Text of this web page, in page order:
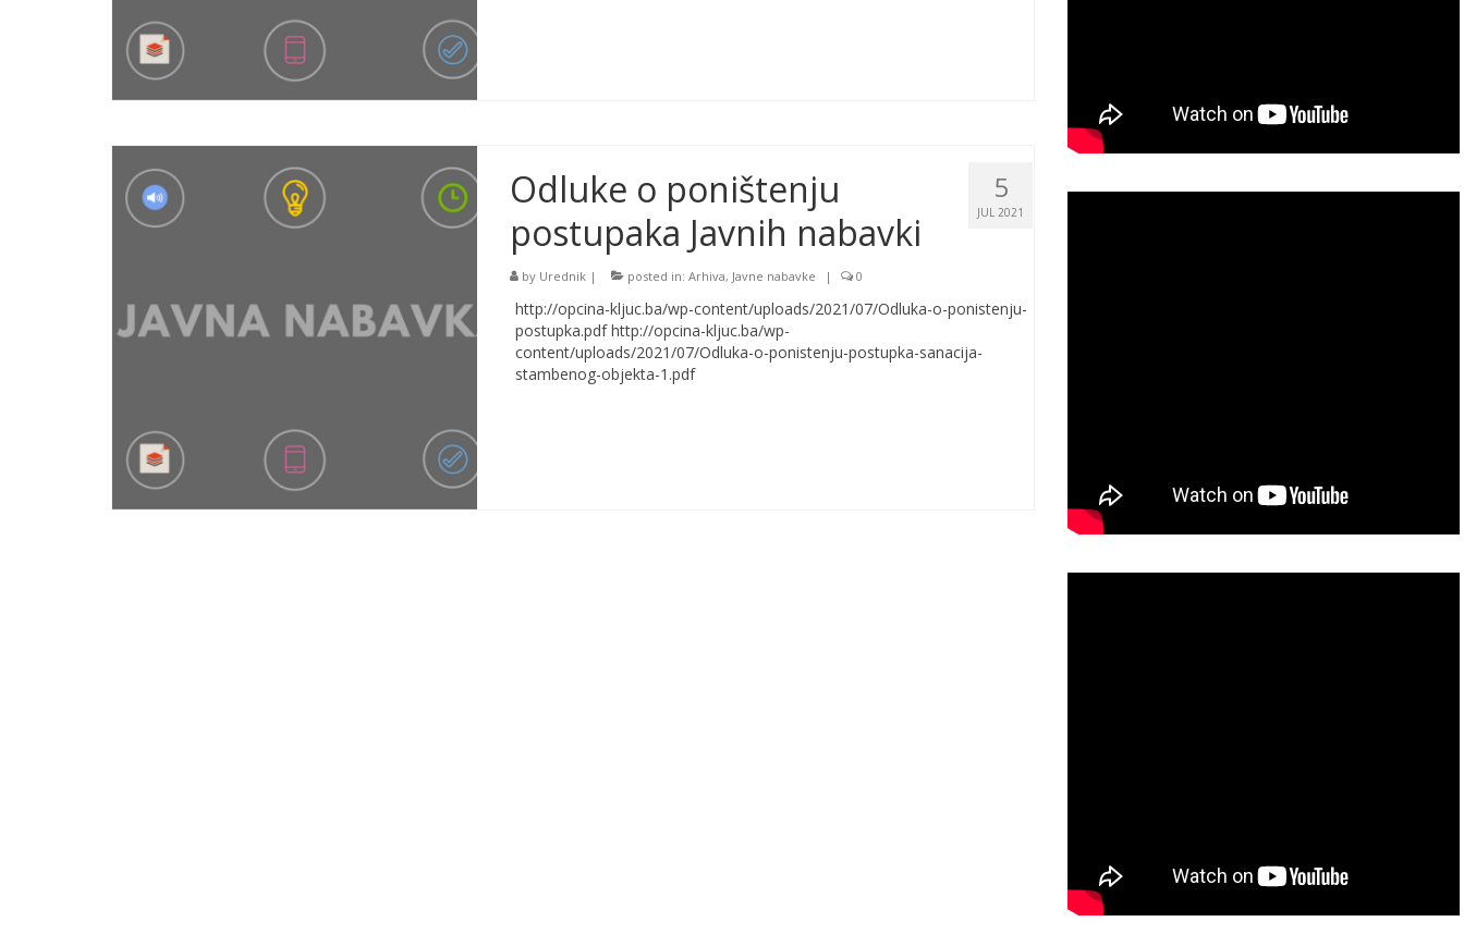
5
JUL 2021
Odluke o poništenju
postupaka Javnih nabavki
by Urednik| posted in: Arhiva, Javne nabavke | 0
http://opcina-kljuc.ba/wp-content/uploads/2021/07/Odluka-o-ponistenju-
postupka.pdf http://opcina-kljuc.ba/wp-
content/uploads/2021/07/Odluka-o-ponistenju-postupka-sanacija-
stambenog-objekta-1.pdf